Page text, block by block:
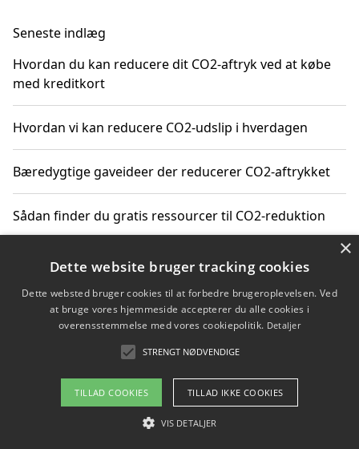
Seneste indlæg
Hvordan du kan reducere dit CO2-aftryk ved at købe
med kreditkort
Hvordan vi kan reducere CO2-udslip i hverdagen
Bæredygtige gaveideer der reducerer CO2-aftrykket
Sådan finder du gratis ressourcer til CO2-reduktion
Hvordan gadgets til hjemmet kan reducere CO2-udslip
Copyright 2026 - Pilanto Aps
Om / kontakt
Blog Betingelser
×
Dette website bruger tracking cookies
Dette websted bruger cookies til at forbedre brugeroplevelsen. Ved
at bruge vores hjemmeside accepterer du alle cookies i
overensstemmelse med vores cookiepolitik. Detaljer
STRENGT NØDVENDIGE
TILLAD COOKIES TILLAD IKKE COOKIES
VIS DETALJER